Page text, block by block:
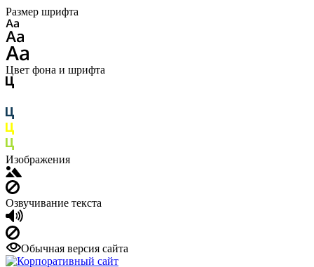
Размер шрифта
Цвет фона и шрифта
Изображения
Озвучивание текста
Обычная версия сайта